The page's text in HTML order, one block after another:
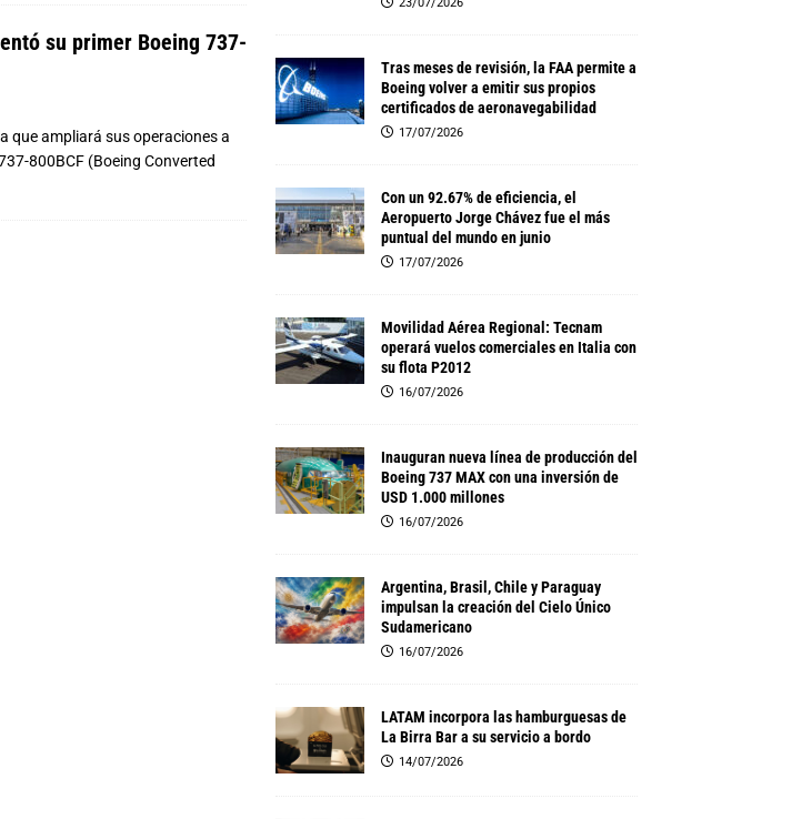
su primer Boeing 737-
que ampliará sus operaciones a
800BCF (Boeing Converted
Tras meses de revisión, la FAA permite a
Boeing volver a emitir sus propios
certificados de aeronavegabilidad
17/07/2026
Con un 92.67% de eficiencia, el
Aeropuerto Jorge Chávez fue el más
puntual del mundo en junio
17/07/2026
Movilidad Aérea Regional: Tecnam
operará vuelos comerciales en Italia con
su flota P2012
16/07/2026
Inauguran nueva línea de producción del
Boeing 737 MAX con una inversión de
USD 1.000 millones
16/07/2026
Argentina, Brasil, Chile y Paraguay
impulsan la creación del Cielo Único
Sudamericano
16/07/2026
LATAM incorpora las hamburguesas de
La Birra Bar a su servicio a bordo
14/07/2026